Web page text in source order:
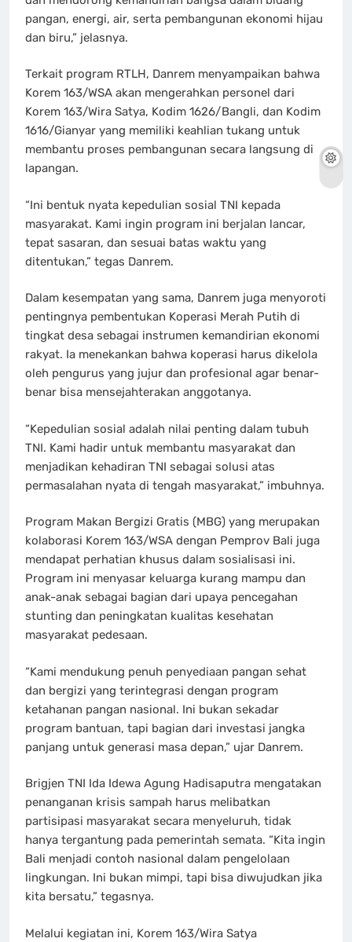
pangan, energi, air, serta pembangunan ekonomi hijau
dan biru,” jelasnya.
Terkait program RTLH, Danrem menyampaikan bahwa
Korem 163/WSA akan mengerahkan personel dari
Korem 163/Wira Satya, Kodim 1626/Bangli, dan Kodim
1616/Gianyar yang memiliki keahlian tukang untuk
membantu proses pembangunan secara langsung di
lapangan.
“Ini bentuk nyata kepedulian sosial TNI kepada
masyarakat. Kami ingin program ini berjalan lancar,
tepat sasaran, dan sesuai batas waktu yang
ditentukan,” tegas Danrem.
Dalam kesempatan yang sama, Danrem juga menyoroti
pentingnya pembentukan Koperasi Merah Putih di
tingkat desa sebagai instrumen kemandirian ekonomi
rakyat. Ia menekankan bahwa koperasi harus dikelola
oleh pengurus yang jujur dan profesional agar benar-
benar bisa mensejahterakan anggotanya.
“Kepedulian sosial adalah nilai penting dalam tubuh
TNI. Kami hadir untuk membantu masyarakat dan
menjadikan kehadiran TNI sebagai solusi atas
permasalahan nyata di tengah masyarakat,” imbuhnya.
Program Makan Bergizi Gratis (MBG) yang merupakan
kolaborasi Korem 163/WSA dengan Pemprov Bali juga
mendapat perhatian khusus dalam sosialisasi ini.
Program ini menyasar keluarga kurang mampu dan
anak-anak sebagai bagian dari upaya pencegahan
stunting dan peningkatan kualitas kesehatan
masyarakat pedesaan.
“Kami mendukung penuh penyediaan pangan sehat
dan bergizi yang terintegrasi dengan program
ketahanan pangan nasional. Ini bukan sekadar
program bantuan, tapi bagian dari investasi jangka
panjang untuk generasi masa depan,” ujar Danrem.
Brigjen TNI Ida Idewa Agung Hadisaputra mengatakan
penanganan krisis sampah harus melibatkan
partisipasi masyarakat secara menyeluruh, tidak
hanya tergantung pada pemerintah semata. “Kita ingin
Bali menjadi contoh nasional dalam pengelolaan
lingkungan. Ini bukan mimpi, tapi bisa diwujudkan jika
kita bersatu,” tegasnya.
Melalui kegiatan ini, Korem 163/Wira Satya